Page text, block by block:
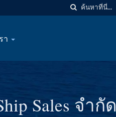
า
Sales จำกัด